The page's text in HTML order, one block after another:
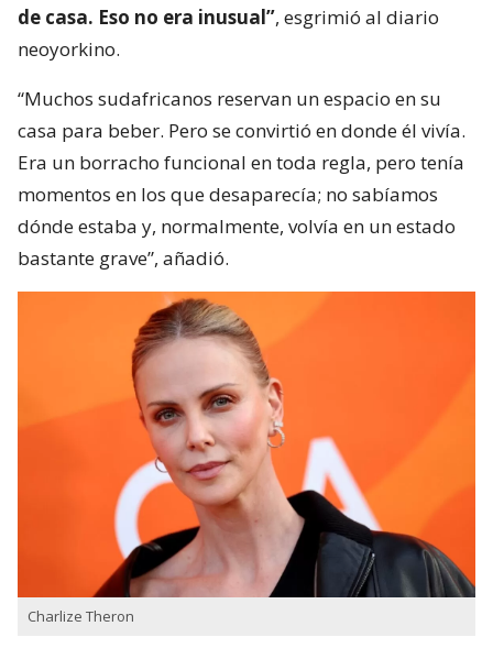
de casa. Eso no era inusual”, esgrimió al diario
neoyorkino.
“Muchos sudafricanos reservan un espacio en su
casa para beber. Pero se convirtió en donde él vivía.
Era un borracho funcional en toda regla, pero tenía
momentos en los que desaparecía; no sabíamos
dónde estaba y, normalmente, volvía en un estado
bastante grave”, añadió.
Charlize Theron